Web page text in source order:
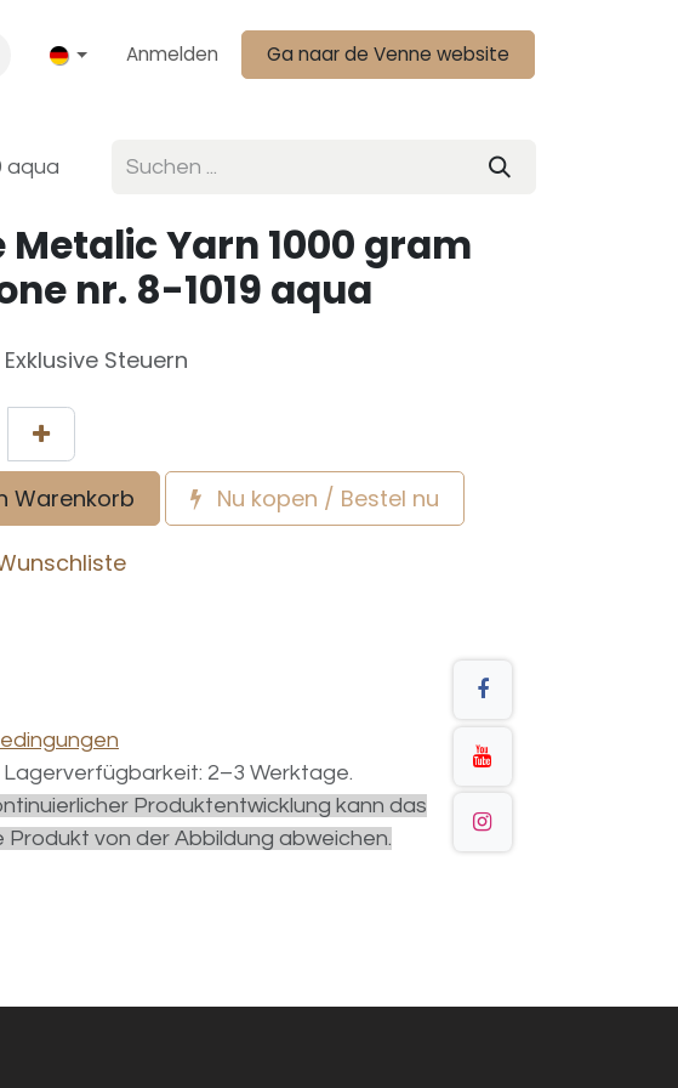
Anmelden Ga naar de Venne website
aqua
Metalic Yarn 1000 gram
nr. 8-1019 aqua
Exklusive Steuern
Warenkorb Nu kopen / Bestel nu
Lagerverfügbarkeit: 2–3 Werktage.
Produktentwicklung kann das
Produkt von der Abbildung abweichen.